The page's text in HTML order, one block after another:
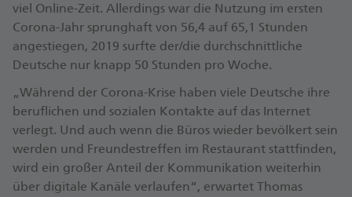
viel Online-Zeit. Aller­dings war die Nutzung im ersten
Corona-Jahr sprung­haft von 56,4 auf 65,1 Stunden
angestiegen, 2019 surfte der/die durchschnittliche
Deutsche nur knapp 50 Stunden pro Woche.
„Während der Corona-Krise haben viele Deutsche ihre
beruflichen und sozialen Kontakte auf das Internet
verlegt. Und auch wenn die Büros wieder be­völkert sein
werden und Freundes­treffen im Res­taurant statt­finden,
wird ein großer Anteil der Kommu­ni­kation weiterhin
über digitale Kanäle verlaufen“, erwartet Thomas